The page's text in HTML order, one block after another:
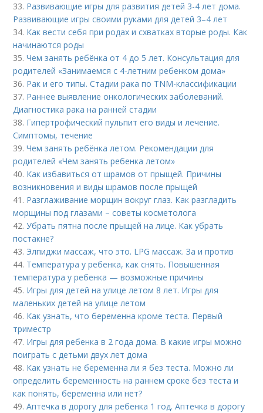
33. Развивающие игры для развития детей 3-4 лет дома.
Развивающие игры своими руками для детей 3–4 лет
34. Как вести себя при родах и схватках вторые роды. Как
начинаются роды
35.Чем занять ребёнка от 4 до 5 лет. Консультация для
родителей «Занимаемся с 4-летним ребенком дома»
36. Рак и его типы. Стадии рака по TNM-классификации
37. Раннее выявление онкологических заболеваний.
Диагностика рака на ранней стадии
38. Гипертрофический пульпит его виды и лечение.
Cимптомы, течение
39.Чем занять ребёнка летом. Рекомендации для
родителей «Чем занять ребенка летом»
40. Как избавиться от шрамов от прыщей. Причины
возникновения и виды шрамов после прыщей
41. Разглаживание морщин вокруг глаз. Как разгладить
морщины под глазами – советы косметолога
42.Убрать пятна после прыщей на лице. Как убрать
постакне?
43. Элпиджи массаж, что это. LPG массаж. За и против
44. Температура у ребенка, как снять. Повышенная
температура у ребенка — возможные причины
45. Игры для детей на улице летом 8 лет. Игры для
маленьких детей на улице летом
46. Как узнать, что беременна кроме теста. Первый
триместр
47. Игры для ребенка в 2 года дома. В какие игры можно
поиграть с детьми двух лет дома
48. Как узнать не беременна ли я без теста. Можно ли
определить беременность на раннем сроке без теста и
как понять, беременна или нет?
49.Аптечка в дорогу для ребенка 1 год. Аптечка в дорогу